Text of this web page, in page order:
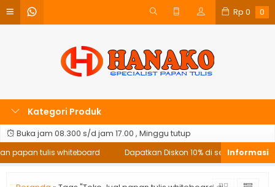
Rp 0 0
Kategori Produk
Buka jam 08.300 s/d jam 17.00 , Minggu tutup
papan tulis whiteboard
Dapatkan Diskon 10% di setiap